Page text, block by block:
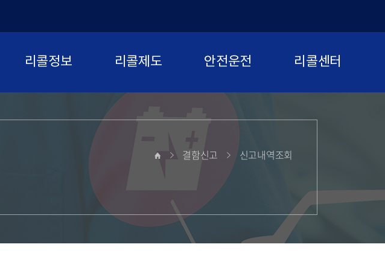
리콜정보 리콜제도 안전운전 리콜센터
결함신고 신고내역조회